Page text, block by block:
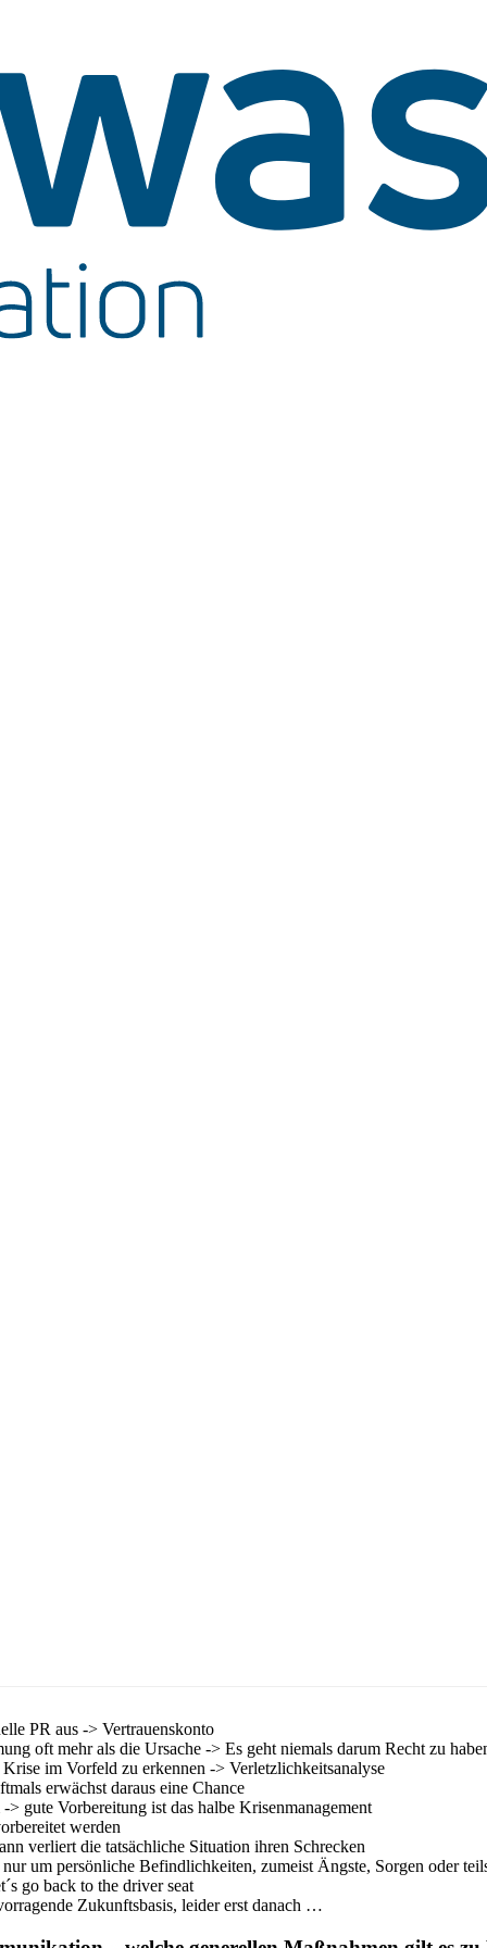
PR aus -> Vertrauenskonto
oft mehr als die Ursache -> Es geht niemals darum Recht zu
im Vorfeld zu erkennen -> Verletzlichkeitsanalyse
erwächst daraus eine Chance
gute Vorbereitung ist das halbe Krisenmanagement
werden
verliert die tatsächliche Situation ihren Schrecken
um persönliche Befindlichkeiten, zumeist Ängste, Sorgen oder
go back to the driver seat
Zukunftsbasis, leider erst danach …